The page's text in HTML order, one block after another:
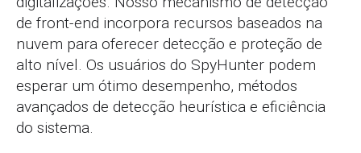
de front-end incorpora recursos baseados na
nuvem para oferecer detecção e proteção de
alto nível. Os usuários do SpyHunter podem
esperar um ótimo desempenho, métodos
avançados de detecção heurística e eficiência
do sistema.